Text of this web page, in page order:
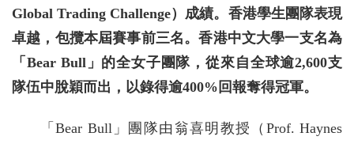
Global Trading Challenge）成績。香港學生團隊表現
卓越，包攬本屆賽事前三名。香港中文大學一支名為
「Bear Bull」的全女子團隊，從來自全球逾2,600支
隊伍中脫穎而出，以錄得逾400%回報奪得冠軍。
「Bear Bull」團隊由翁喜明教授（Prof. Haynes